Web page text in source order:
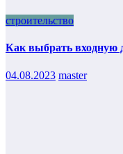
строительство
Как выбрать входную
04.08.2023 master